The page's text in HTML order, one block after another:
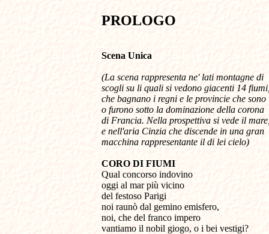
PROLOGO
Scena Unica
(La scena rappresenta ne' lati montagne di
scogli su li quali si vedono giacenti 14
che bagnano i regni e le provincie che sono
o furono sotto la dominazione della corona
di Francia. Nella prospettiva si vede il
e nell'aria Cinzia che discende in una gran
macchina rappresentante il di lei cielo)
CORO DI FIUMI
Qual concorso indovino
oggi al mar più vicino
del festoso Parigi
noi raunò dal gemino emisfero,
noi, che del franco impero
vantiamo il nobil giogo, o i bei vestigi?